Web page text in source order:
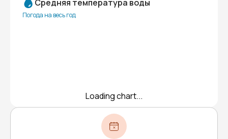
Средняя температура воды
Погода на весь год
Loading chart...